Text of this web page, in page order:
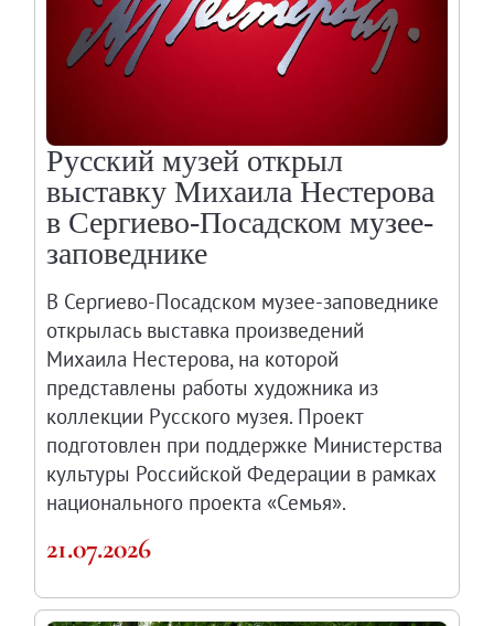
Русский музей открыл
выставку Михаила Нестерова
в Сергиево-Посадском музее-
заповеднике
В Сергиево-Посадском музее-заповеднике
открылась выставка произведений
Михаила Нестерова, на которой
представлены работы художника из
коллекции Русского музея. Проект
подготовлен при поддержке Министерства
культуры Российской Федерации в рамках
национального проекта «Семья».
21.07.2026